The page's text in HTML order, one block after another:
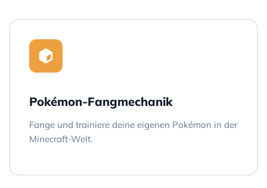
Pokémon-Fangmechanik
Fange und trainiere deine eigenen Pokémon in der
Minecraft-Welt.